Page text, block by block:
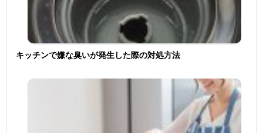
キッチンで嫌な臭いが発生した際の対処方法